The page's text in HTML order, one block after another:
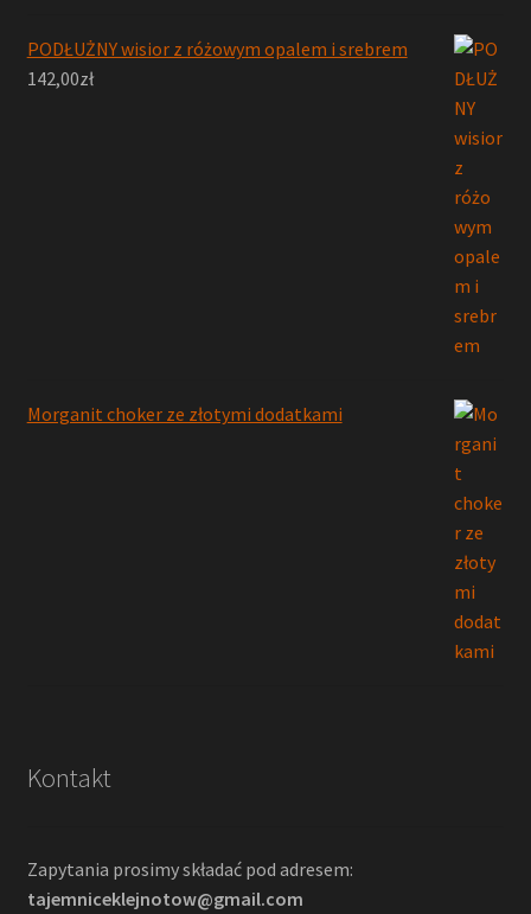
PODŁUŻNY wisior z różowym opalem i srebrem
142,00zł
Morganit choker ze złotymi dodatkami
Kontakt
Zapytania prosimy składać pod adresem:
tajemniceklejnotow@gmail.com